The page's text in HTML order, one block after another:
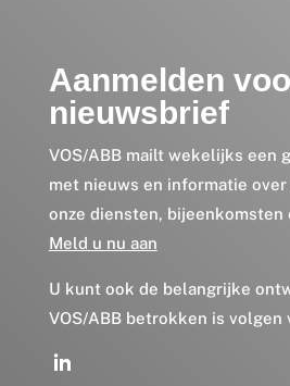
Aanmelden
nieuwsbrief
VOS/ABB mailt wekelijks een
met nieuws en informatie
onze diensten, bijeenkomsten
Meld u nu aan
U kunt ook de belangrijke
VOS/ABB betrokken is volgen